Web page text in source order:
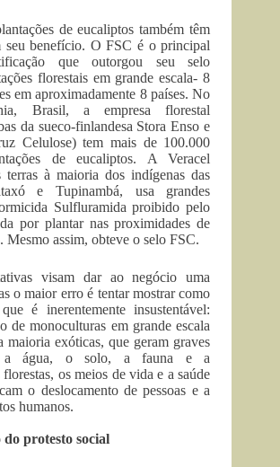
de eucaliptos também têm
seu benefício. O FSC é o principal
que outorgou seu selo
florestais em grande escala- 8
em aproximadamente 8 países. No
Brasil, a empresa florestal
da sueco-finlandesa Stora Enso e
Celulose) tem mais de 100.000
de eucaliptos. A Veracel
terras à maioria dos indígenas das
e Tupinambá, usa grandes
Sulfluramida proibido pelo
por plantar nas proximidades de
Mesmo assim, obteve o selo FSC.
visam dar ao negócio uma
o maior erro é tentar mostrar como
é inerentemente insustentável:
de monoculturas em grande escala
maioria exóticas, que geram graves
a água, o solo, a fauna e a
os meios de vida e a saúde
o deslocamento de pessoas e a
humanos.
protesto social